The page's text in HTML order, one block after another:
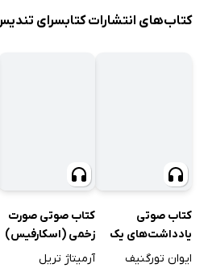
کتاب‌های انتشارات کتابسرای
کتاب صوتی
یادداشت‌های یک
مرد زیادی
ایوان تورگنیف
کتاب صوتی صورت
زخمی (اسکارفیس)
آرمیتاژ تریل